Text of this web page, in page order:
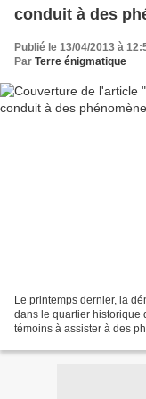
conduit à des
Publié le 13/04/2013 à
Par Terre énigmatique
Le printemps dernier, la
dans le quartier historique
témoins à assister à des